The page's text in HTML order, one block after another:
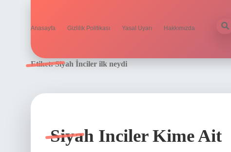
Anasayfa Gizlilik Politikası Yasal Uyarı Hakkımızda
Etiket:Siyah İnciler ilk neydi
Siyah Inciler Kime Ait